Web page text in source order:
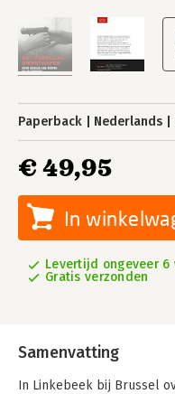
Paperback Nederlands
€ 49,95
In
Levertijd ongeveer 6
Gratis verzonden
Samenvatting
In Linkebeek bij Brussel